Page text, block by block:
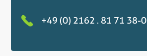
+49 (0) 2162 . 81 71 38-0